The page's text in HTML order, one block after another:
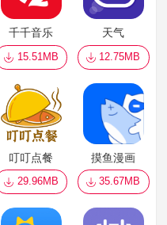
千千音乐
15.51MB
天气
12.75MB
叮叮点餐
29.96MB
摸鱼漫画
35.67MB